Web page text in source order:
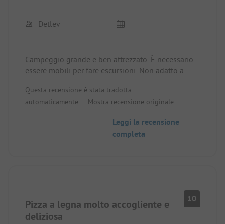
Detlev
Campeggio grande e ben attrezzato. È necessario
essere mobili per fare escursioni. Non adatto a
Avvicinandosi a Porto tutte le strade sono tortuose
e strette.
Questa recensione è stata tradotta
automaticamente.
Mostra recensione originale
Leggi la recensione
completa
Pizza a legna molto accogliente e
deliziosa
10